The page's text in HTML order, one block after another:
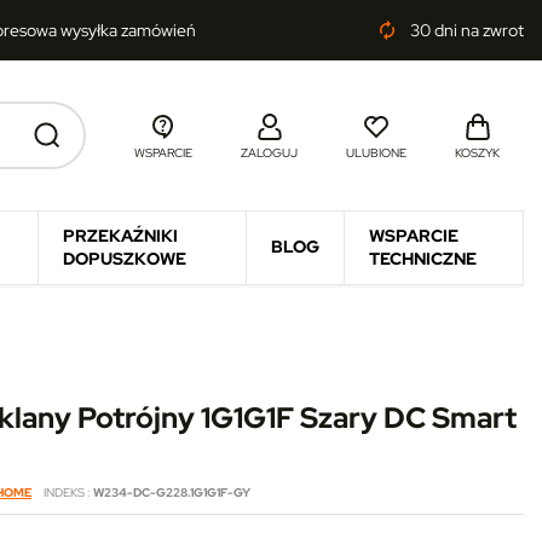
wysyłka zamówień autorenew 30 dni na zwrot
WSPARCIE ZALOGUJ ULUBIONE KOSZYK
PRZEKAŹNIKI
DOPUSZKOWE
BLOG
WSPARCIE
TECHNICZNE
Potrójny 1G1G1F Szary DC Smart
INDEKS W234-DC-G228.1G1G1F-GY